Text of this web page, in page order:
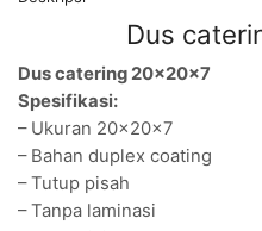
Dus
Dus catering 20x20x7
Spesifikasi:
– Ukuran 20x20x7
– Bahan duplex coating
– Tutup pisah
– Tanpa laminasi